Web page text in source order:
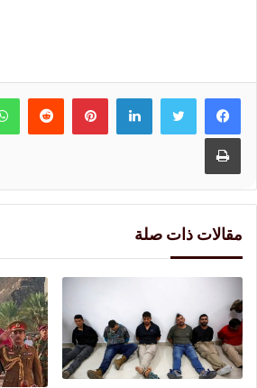
لينكدإنبينتيريست
طباعة
مقالات ذات صلة